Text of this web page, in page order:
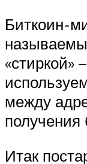
Биткоин-
«стиркой»
между
получения
Итак